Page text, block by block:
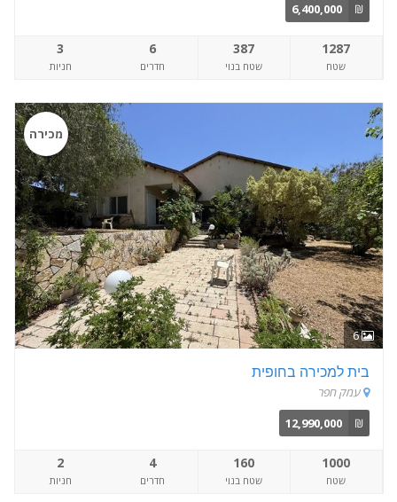
₪
6,400,000
1287
שטח
387
שטח בנוי
6
חדרים
3
חניות
6
מכירה
בית למכירה בחופית
עמק חפר
₪
12,990,000
1000
שטח
160
שטח בנוי
4
חדרים
2
חניות